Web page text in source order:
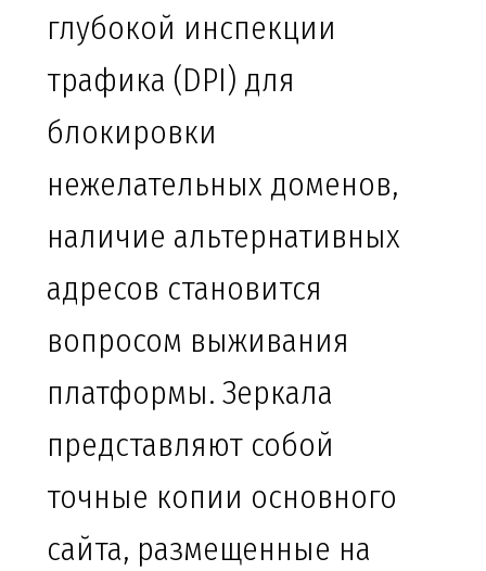
глубокой инспекции
трафика (DPI) для
блокировки
нежелательных доменов,
наличие альтернативных
адресов становится
вопросом выживания
платформы. Зеркала
представляют собой
точные копии основного
сайта, размещенные на